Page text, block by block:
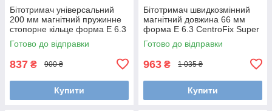
Бітотримач універсальний
200 мм магнітний пружинне
стопорне кільце форма E 6.3
Wiha 36093
Готово до відправки
837 ₴ 900 ₴
Купити
Бітотримач швидкозмінний
магнітний довжина 66 мм
форма E 6.3 CentroFix Super
Slim Wiha 39134
Готово до відправки
963 ₴ 1 035 ₴
Купити